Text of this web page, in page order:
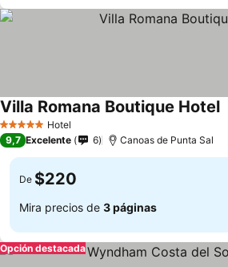
5 Estrellas Hotel
Villa Romana Boutique Hotel
9,7 Excelente 6 Canoas de Punta Sal
De $220
Mira precios de 3 páginas
Opción destacada